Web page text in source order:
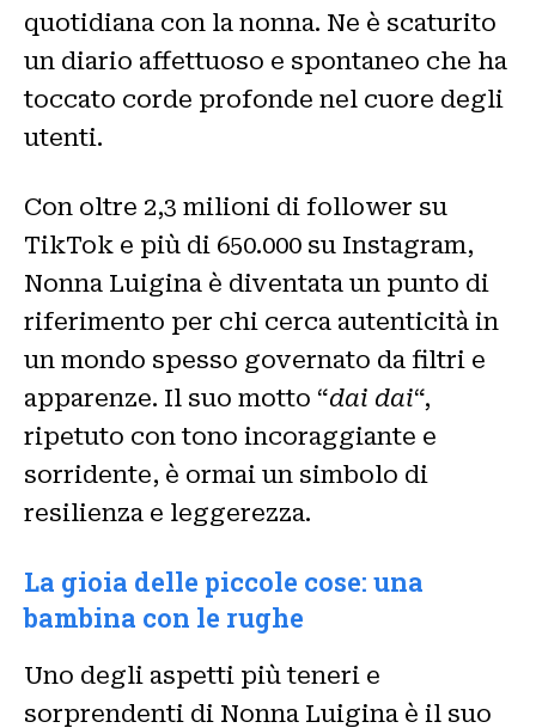
quotidiana con la nonna. Ne è scaturito
un diario affettuoso e spontaneo che ha
toccato corde profonde nel cuore degli
utenti.
Con oltre 2,3 milioni di follower su
TikTok e più di 650.000 su Instagram,
Nonna Luigina è diventata un punto di
riferimento per chi cerca autenticità in
un mondo spesso governato da filtri e
apparenze. Il suo motto “dai dai“,
ripetuto con tono incoraggiante e
sorridente, è ormai un simbolo di
resilienza e leggerezza.
La gioia delle piccole cose: una
bambina con le rughe
Uno degli aspetti più teneri e
sorprendenti di Nonna Luigina è il suo